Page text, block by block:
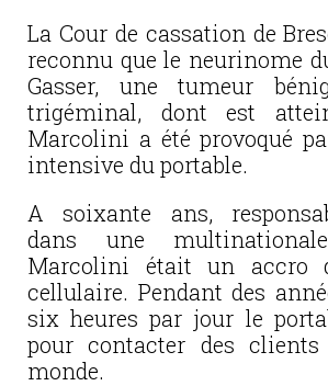
La Cour de cassation de
reconnu que le neurinome
Gasser, une tumeur
trigéminal, dont est
Marcolini a été provoqué
intensive du portable.
A soixante ans,
dans une
Marcolini était un accro
cellulaire. Pendant des
six heures par jour le
pour contacter des
monde.